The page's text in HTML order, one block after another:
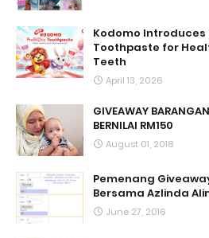
Kodomo Introduces
Toothpaste for
Teeth
April 13, 2026
GIVEAWAY
BERNILAI RM150
August 01, 2018
Pemenang
Bersama Azlinda
June 27, 2016